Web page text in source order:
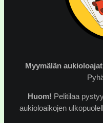
Myymälän
Huom! Pelitilaa
aukioloaikojen